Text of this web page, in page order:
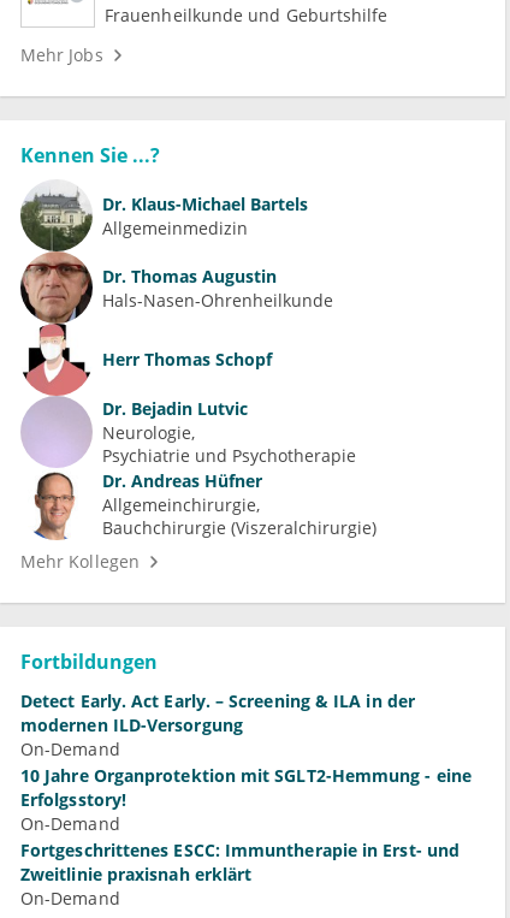
Frauenheilkunde und Geburtshilfe
Mehr Jobs
Kennen Sie ...?
Dr. Klaus-Michael Bartels
Allgemeinmedizin
Dr. Thomas Augustin
Hals-Nasen-Ohrenheilkunde
Herr Thomas Schopf
Dr. Bejadin Lutvic
Neurologie
Psychiatrie und Psychotherapie
Dr. Andreas Hüfner
Allgemeinchirurgie
Bauchchirurgie (Viszeralchirurgie)
Mehr Kollegen
Fortbildungen
Detect Early. Act Early. – Screening & ILA in der
modernen ILD-Versorgung
On-Demand
10 Jahre Organprotektion mit SGLT2-Hemmung - eine
Erfolgsstory!
On-Demand
Fortgeschrittenes ESCC: Immuntherapie in Erst- und
Zweitlinie praxisnah erklärt
On-Demand